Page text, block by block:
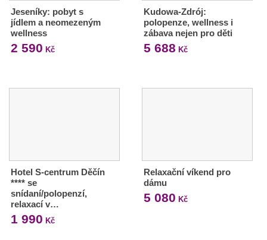
Jeseníky: pobyt s
jídlem a neomezeným
wellness
2 590 Kč
Kudowa-Zdrój:
polopenze, wellness i
zábava nejen pro děti
5 688 Kč
Hotel S-centrum Děčín
**** se
snídaní/polopenzí,
relaxací v…
1 990 Kč
Relaxační víkend pro
dámu
5 080 Kč